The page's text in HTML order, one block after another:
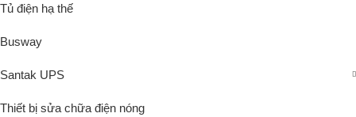
Tủ điện hạ thế
Busway
Santak UPS
Thiết bị sửa chữa điện nóng